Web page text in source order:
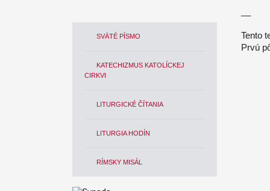
SVÄTÉ PÍSMO
KATECHIZMUS KATOLÍCKEJ
CIRKVI
LITURGICKÉ ČÍTANIA
LITURGIA HODÍN
RÍMSKY MISÁL
Tento
Prvú